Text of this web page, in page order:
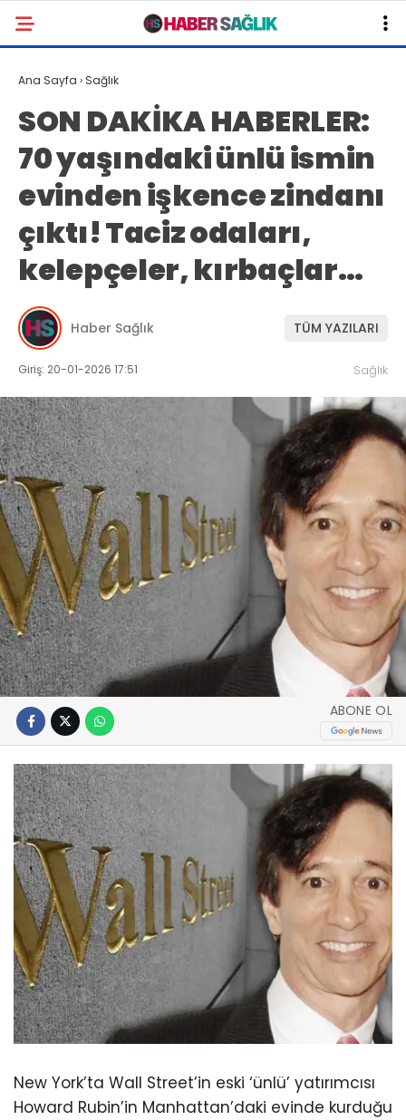
Ana Sayfa › Sağlık
SON DAKİKA HABERLER:
70 yaşındaki ünlü ismin
evinden işkence zindanı
çıktı! Taciz odaları,
kelepçeler, kırbaçlar…
Haber Sağlık TÜM YAZILARI
Giriş: 20-01-2026 17:51 Sağlık
ABONE OL
New York’ta Wall Street’in eski ‘ünlü’ yatırımcısı
Howard Rubin’in Manhattan’daki evinde kurduğu